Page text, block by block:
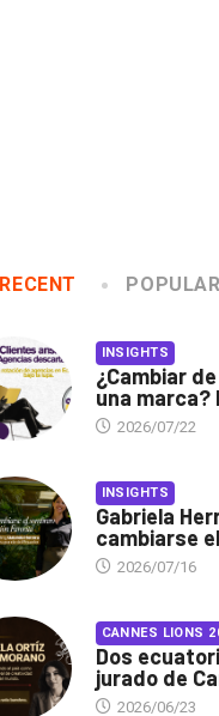
RECENT POPULAR
INSIGHTS
¿Cambiar
una marca?
2026/07/22
INSIGHTS
Gabriela
cambiarse
2026/07/16
CANNES LIONS
Dos
jurado de
2026/06/23